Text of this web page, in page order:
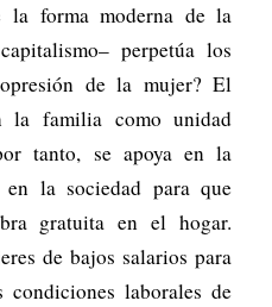
la forma moderna de la
perpetúa los
de la mujer? El
la familia como unidad
tanto, se apoya en la
la sociedad para que
gratuita en el hogar.
de bajos salarios para
laborales de